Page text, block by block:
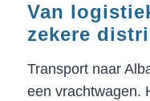
Van
zekere
Transport naar
een vrachtwagen.